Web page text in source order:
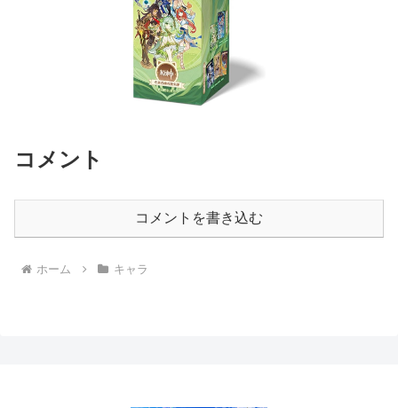
コメント
コメントを書き込む
ホーム キャラ